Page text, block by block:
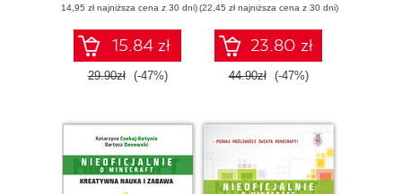
(14,95 zł najniższa cena z 30 dni)
15.84 zł
29.90zł (-47%)
(22,45 zł najniższa cena z 30 dni)
23.80 zł
44.90zł (-47%)